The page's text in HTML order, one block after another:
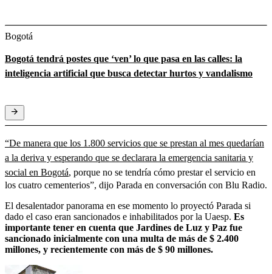
Bogotá
Bogotá tendrá postes que ‘ven’ lo que pasa en las calles: la
inteligencia artificial que busca detectar hurtos y vandalismo
“De manera que los 1.800 servicios que se prestan al mes quedarían
a la deriva y esperando que se declarara la emergencia sanitaria y
social en Bogotá, porque no se tendría cómo prestar el servicio en
los cuatro cementerios”, dijo Parada en conversación con Blu Radio.
El desalentador panorama en ese momento lo proyectó Parada si
dado el caso eran sancionados e inhabilitados por la Uaesp. Es
importante tener en cuenta que Jardines de Luz y Paz fue
sancionado inicialmente con una multa de más de $ 2.400
millones, y recientemente con más de $ 90 millones.